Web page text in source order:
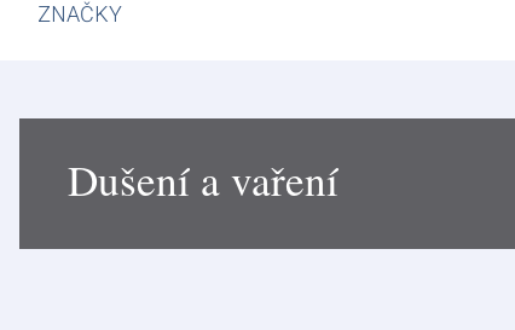
ZNAČKY
Dušení a vaření